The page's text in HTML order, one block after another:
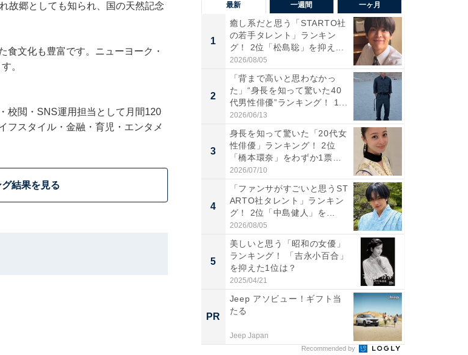
故郷としても知られ、国の天然記念
食文化も豊富です。ニューヨーク・
。
校閲・SNS運用担当として月間120
フスタイル・金融・育児・エンタメ
結果を見る
最新 一週間 一ヶ月
1
癒し系だと思う「STARTO社
の若手タレント」ランキン
グ！ 2位「松島聡」を抑え...
2026/08/05
2
「背まで高いと思わなかっ
た」“身長を知って驚いた40
代男性俳優”ランキング！ 1...
2026/06/13
3
身長を知って驚いた「20代女
性俳優」ランキング！ 2位
「橋本環奈」をわずか1票
差...
2026/07/10
4
「ファンサがすごいと思うST
ARTO社タレント」ランキン
グ！ 2位「中島健人」を...
2026/08/05
5
美しいと思う「昭和の女優」
ランキング！ 「吉永小百合」
を抑えた1位は？
2025/04/21
PR
Jeep アソビュー！ギフト当
たる
Jeep Japan
Recommended by